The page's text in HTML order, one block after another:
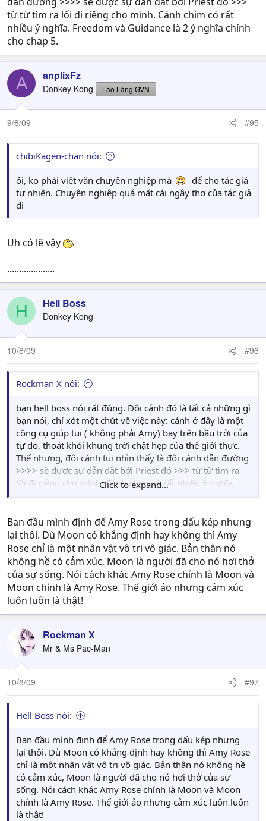
từ từ tìm ra lối đi riêng cho mình. Cánh chim có rất
nhiều ý nghĩa. Freedom và Guidance là 2 ý nghĩa chính
cho chap 5.
A anplixFz
Donkey Kong Lão Làng GVN
9/8/09 #95
chibiKagen-chan nói:
ôi, ko phải viết văn chuyên nghiệp mà
để cho tác giả
tự nhiên. Chuyên nghiệp quá mất cái ngây thơ của tác giả
đi
Uh có lẽ vậy
....................
H Hell Boss
Donkey Kong
10/8/09 #96
Rockman X nói:
bạn hell boss nói rất đúng. Đôi cánh đó là tất cả những gì
bạn nói, chỉ xót một chút về việc này: cánh ở đây là một
công cụ giúp tui ( không phải Amy) bay trên bầu trời của
tự do, thoát khỏi khung trời chật hẹp của thế giới thực.
Thế nhưng, đôi cánh tui nhìn thấy là đôi cánh dẫn đường
>>>> sẽ được sự dẫn dắt bởi Priest đó >>> từ từ tìm ra
lối đi riêng cho mình. Cánh chim có rất nhiều ý nghĩa.
Freedom và Guidance là 2 ý nghĩa chính cho chap 5.
Click to expand...
Ban đầu mình định để Amy Rose trong dấu kép nhưng
lại thôi. Dù Moon có khẳng định hay không thì Amy
Rose chỉ là một nhân vật vô tri vô giác. Bản thân nó
không hề có cảm xúc, Moon là người đã cho nó hơi thở
của sự sống. Nói cách khác Amy Rose chính là Moon và
Moon chính là Amy Rose. Thế giới ảo nhưng cảm xúc
luôn luôn là thật!
Rockman X
Mr & Ms Pac-Man
10/8/09 #97
Hell Boss nói:
Ban đầu mình định để Amy Rose trong dấu kép nhưng
lại thôi. Dù Moon có khẳng định hay không thì Amy Rose
chỉ là một nhân vật vô tri vô giác. Bản thân nó không hề
có cảm xúc, Moon là người đã cho nó hơi thở của sự
sống. Nói cách khác Amy Rose chính là Moon và Moon
chính là Amy Rose. Thế giới ảo nhưng cảm xúc luôn luôn
là thật!